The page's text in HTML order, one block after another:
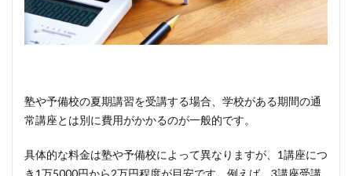
塾や予備校の夏期講習を受講する場合、学校がある期間の通
常講座とは別に費用がかかるのが一般的です。
具体的な料金は塾や予備校によって異なりますが、1講座につ